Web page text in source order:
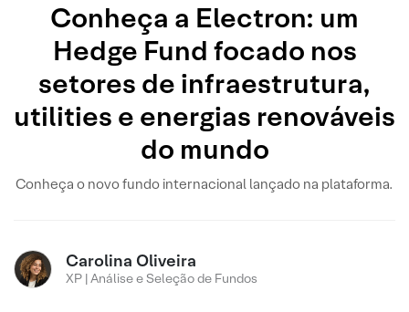
Conheça a Electron: um
Hedge Fund focado nos
setores de infraestrutura,
utilities e energias renováveis
do mundo
Conheça o novo fundo internacional lançado na plataforma.
Carolina Oliveira
XP | Análise e Seleção de Fundos